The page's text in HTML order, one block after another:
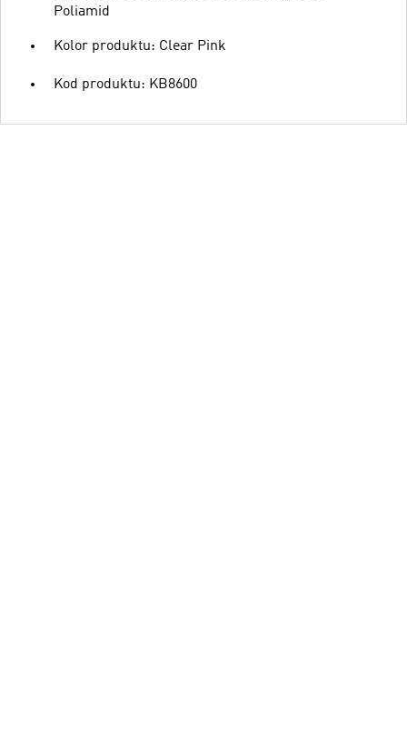
Poliamid
Kolor produktu: Clear Pink
Kod produktu: KB8600